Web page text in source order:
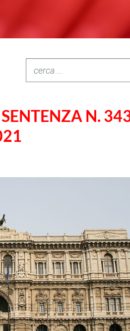
N.